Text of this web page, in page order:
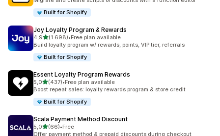
Built for Shopify
Joy Loyalty Program & Rewards
4,9/ 5 tähteä
(1 698)
1698 arvostelua yhteensä
•Free plan available
Build loyalty program w/ rewards, points, VIP tier, referrals
Built for Shopify
Essent Loyalty Program Rewards
5,0/ 5 tähteä
(437)
437 arvostelua yhteensä
•Free plan available
Boost repeat sales: loyalty rewards program & store credit
Built for Shopify
Scala Payment Method Discount
5,0/ 5 tähteä
(66)
66 arvostelua yhteensä
•Free
Offer payment method & prepaid discounts during checkout